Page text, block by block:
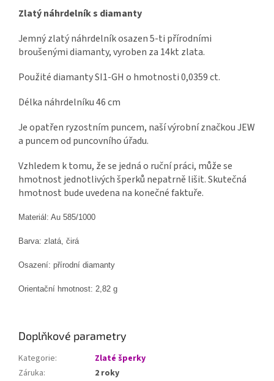
Zlatý náhrdelník s diamanty
Jemný zlatý náhrdelník osazen 5-ti přírodními
broušenými diamanty, vyroben za 14kt zlata.
Použité diamanty SI1-GH o hmotnosti 0,0359 ct.
Délka náhrdelníku 46 cm
Je opatřen ryzostním puncem, naší výrobní značkou JEW
a puncem od puncovního úřadu.
Vzhledem k tomu, že se jedná o ruční práci, může se
hmotnost jednotlivých šperků nepatrně lišit. Skutečná
hmotnost bude uvedena na konečné faktuře.
Materiál: Au 585/1000
Barva: zlatá, čirá
Osazení: přírodní diamanty
Orientační hmotnost: 2,82 g
Doplňkové parametry
Kategorie:
Zlaté šperky
Záruka:
2 roky